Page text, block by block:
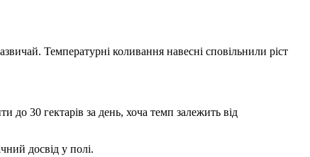
Температурні коливання навесні сповільнили ріст
до 30 гектарів за день, хоча темп залежить від
досвід у полі.